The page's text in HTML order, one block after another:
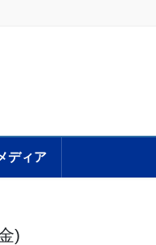
ディア
)